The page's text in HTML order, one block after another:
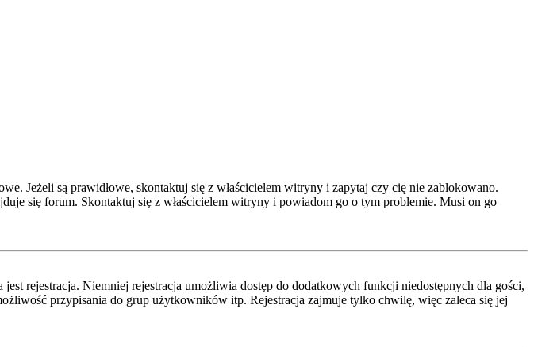
Jeżeli są prawidłowe, skontaktuj się z właścicielem witryny i zapytaj czy cię nie zablokowano.
się forum. Skontaktuj się z właścicielem witryny i powiadom go o tym problemie. Musi on go
rejestracja. Niemniej rejestracja umożliwia dostęp do dodatkowych funkcji niedostępnych dla gości,
przypisania do grup użytkowników itp. Rejestracja zajmuje tylko chwilę, więc zaleca się jej